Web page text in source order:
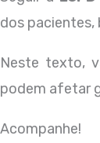
dos pacientes,
Neste texto,
podem afetar
Acompanhe!